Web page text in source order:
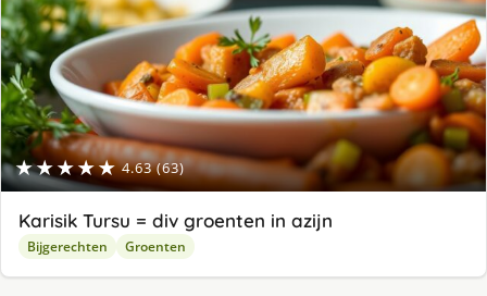
★★★★★ 4.63 (63)
Karisik Tursu = div groenten in azijn
Bijgerechten Groenten